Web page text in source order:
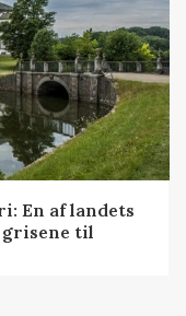
En af landets
til